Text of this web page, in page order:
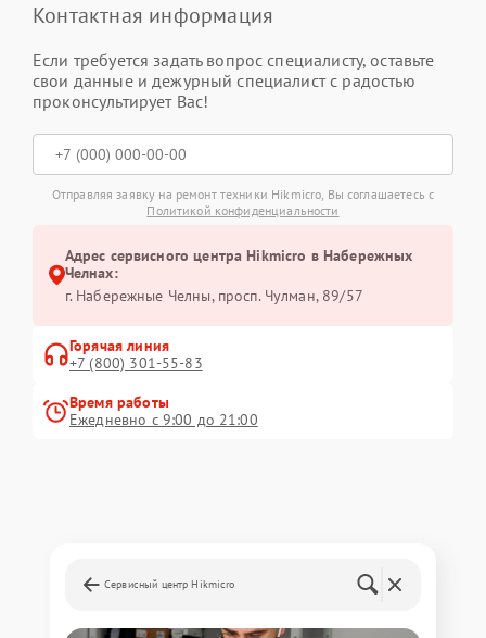
Контактная информация
Если требуется задать вопрос специалисту, оставьте
свои данные и дежурный специалист с радостью
проконсультирует Вас!
Отправляя заявку на ремонт техники Hikmicro, Вы соглашаетесь с
Политикой конфиденциальности
Адрес сервисного центра Hikmicro в Набережных
Челнах:
г. Набережные Челны, просп. Чулман, 89/57
Горячая линия
+7 (800) 301-55-83
Время работы
Ежедневно с 9:00 до 21:00
Сервисный центр Hikmicro